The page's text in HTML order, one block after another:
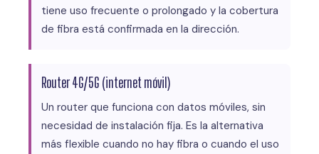
tiene uso frecuente o prolongado y la cobertura
de fibra está confirmada en la dirección.
Router 4G/5G (internet móvil)
Un router que funciona con datos móviles, sin
necesidad de instalación fija. Es la alternativa
más flexible cuando no hay fibra o cuando el uso